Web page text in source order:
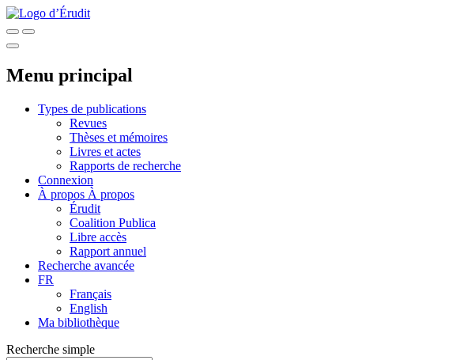
Menu principal
Types de publications
Revues
Thèses et mémoires
Livres et actes
Rapports de recherche
Connexion
À propos À propos
Érudit
Coalition Publica
Libre accès
Rapport annuel
Recherche avancée
FR
Français
English
Ma bibliothèque
Recherche simple